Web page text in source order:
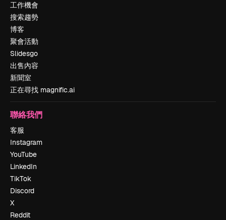
工作機會
搜索趨勢
博客
聚會活動
Slidesgo
出售內容
新聞室
正在尋找 magnific.ai
聯絡我們
客服
Instagram
YouTube
LinkedIn
TikTok
Discord
X
Reddit